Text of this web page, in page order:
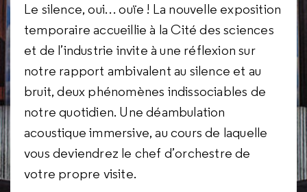
Le silence, oui… ouïe ! La nouvelle exposition
temporaire accueillie à la Cité des sciences
et de l’industrie invite à une réflexion sur
notre rapport ambivalent au silence et au
bruit, deux phénomènes indissociables de
notre quotidien. Une déambulation
acoustique immersive, au cours de laquelle
vous deviendrez le chef d’orchestre de
votre propre visite.